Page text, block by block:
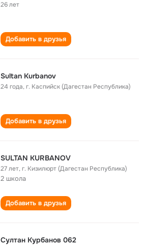
26 лет
Добавить в друзья
Sultan Kurbanov
24 года,г. Каспийск (Дагестан Республика)
Добавить в друзья
SULTAN KURBANOV
27 лет,г. Кизилюрт (Дагестан Республика)
2 школа
Добавить в друзья
Султан Курбанов 062